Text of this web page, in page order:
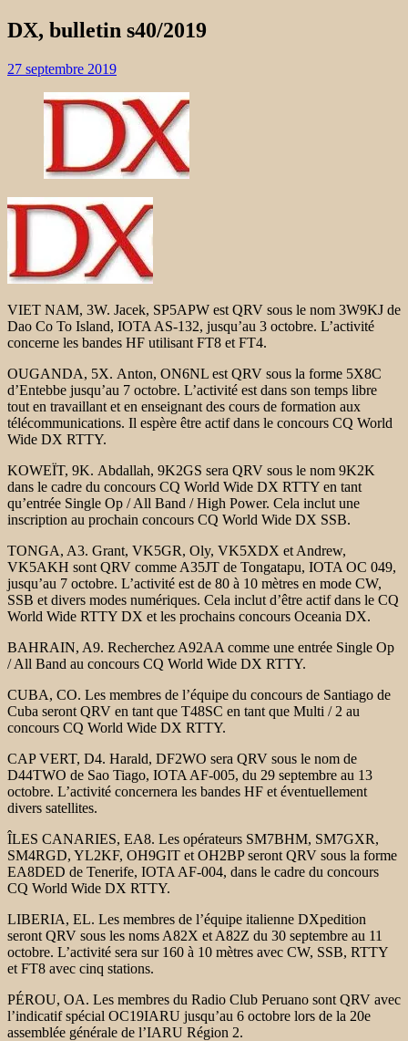
DX, bulletin s40/2019
27 septembre 2019
VIET NAM, 3W. Jacek, SP5APW est QRV sous le nom 3W9KJ de
Dao Co To Island, IOTA AS-132, jusqu’au 3 octobre. L’activité
concerne les bandes HF utilisant FT8 et FT4.
OUGANDA, 5X. Anton, ON6NL est QRV sous la forme 5X8C
d’Entebbe jusqu’au 7 octobre. L’activité est dans son temps libre
tout en travaillant et en enseignant des cours de formation aux
télécommunications. Il espère être actif dans le concours CQ World
Wide DX RTTY.
KOWEÏT, 9K. Abdallah, 9K2GS sera QRV sous le nom 9K2K
dans le cadre du concours CQ World Wide DX RTTY en tant
qu’entrée Single Op / All Band / High Power. Cela inclut une
inscription au prochain concours CQ World Wide DX SSB.
TONGA, A3. Grant, VK5GR, Oly, VK5XDX et Andrew,
VK5AKH sont QRV comme A35JT de Tongatapu, IOTA OC 049,
jusqu’au 7 octobre. L’activité est de 80 à 10 mètres en mode CW,
SSB et divers modes numériques. Cela inclut d’être actif dans le CQ
World Wide RTTY DX et les prochains concours Oceania DX.
BAHRAIN, A9. Recherchez A92AA comme une entrée Single Op
/ All Band au concours CQ World Wide DX RTTY.
CUBA, CO. Les membres de l’équipe du concours de Santiago de
Cuba seront QRV en tant que T48SC en tant que Multi / 2 au
concours CQ World Wide DX RTTY.
CAP VERT, D4. Harald, DF2WO sera QRV sous le nom de
D44TWO de Sao Tiago, IOTA AF-005, du 29 septembre au 13
octobre. L’activité concernera les bandes HF et éventuellement
divers satellites.
ÎLES CANARIES, EA8. Les opérateurs SM7BHM, SM7GXR,
SM4RGD, YL2KF, OH9GIT et OH2BP seront QRV sous la forme
EA8DED de Tenerife, IOTA AF-004, dans le cadre du concours
CQ World Wide DX RTTY.
LIBERIA, EL. Les membres de l’équipe italienne DXpedition
seront QRV sous les noms A82X et A82Z du 30 septembre au 11
octobre. L’activité sera sur 160 à 10 mètres avec CW, SSB, RTTY
et FT8 avec cinq stations.
PÉROU, OA. Les membres du Radio Club Peruano sont QRV avec
l’indicatif spécial OC19IARU jusqu’au 6 octobre lors de la 20e
assemblée générale de l’IARU Région 2.